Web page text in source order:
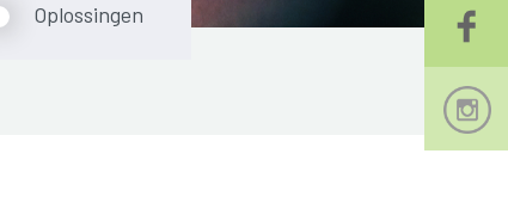
Oplossingen